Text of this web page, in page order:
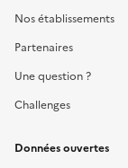
Nos établissements
Partenaires
Une question ?
Challenges
Données ouvertes